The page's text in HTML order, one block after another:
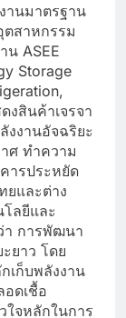
านมาตรฐาน
สาหกรรม
น ASEE
Storage
งสินค้าเจรจา
งงานอัจฉริยะ
ศ ทำความ
ารประหยัด
ยและต่าง
ลยีและ
า การพัฒนา
ยาว โดย
เก็บพลังงาน
ดเชื้อ
ใจหลักในการ